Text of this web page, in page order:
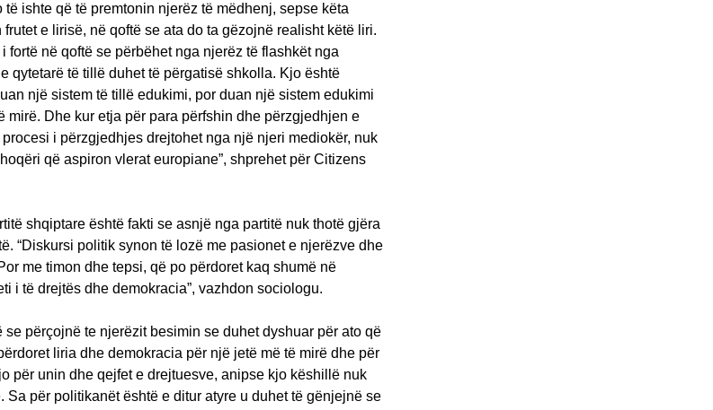
ishte që të premtonin njerëz të mëdhenj, sepse këta
e lirisë, në qoftë se ata do ta gëzojnë realisht këtë liri.
fortë në qoftë se përbëhet nga njerëz të flashkët nga
qytetarë të tillë duhet të përgatisë shkolla. Kjo është
një sistem të tillë edukimi, por duan një sistem edukimi
mirë. Dhe kur etja për para përfshin dhe përzgjedhjen e
i përzgjedhjes drejtohet nga një njeri mediokër, nuk
që aspiron vlerat europiane”, shprehet për Citizens
shqiptare është fakti se asnjë nga partitë nuk thotë gjëra
“Diskursi politik synon të lozë me pasionet e njerëzve dhe
me timon dhe tepsi, që po përdoret kaq shumë në
i të drejtës dhe demokracia”, vazhdon sociologu.
se përçojnë te njerëzit besimin se duhet dyshuar për ato që
liria dhe demokracia për një jetë më të mirë dhe për
për unin dhe qejfet e drejtuesve, anipse kjo këshillë nuk
Sa për politikanët është e ditur atyre u duhet të gënjejnë se